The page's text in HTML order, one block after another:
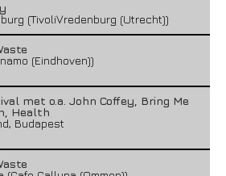
(TivoliVredenburg (Utrecht))
(Eindhoven))
met o.a. John Coffey, Bring Me
Health
Budapest